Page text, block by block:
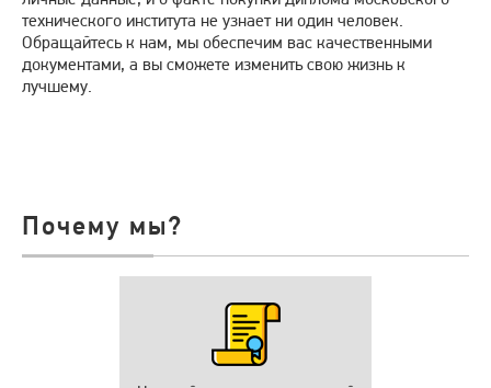
технического института не узнает ни один человек.
Обращайтесь к нам, мы обеспечим вас качественными
документами, а вы сможете изменить свою жизнь к
лучшему.
Почему мы?